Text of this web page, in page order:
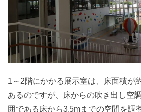
1～2階にかかる展示室は、床面積が
あるのですが、床からの吹き出し空
囲である床から3.5mまでの空間を調